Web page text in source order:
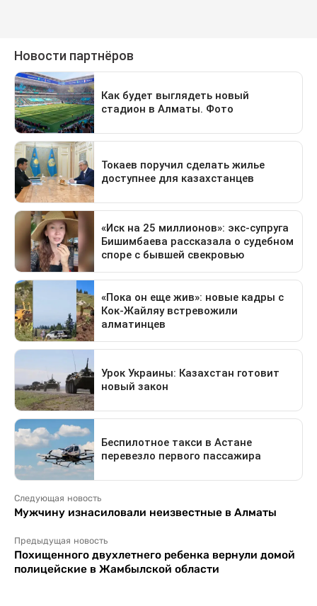
Следующая новость
Мужчину изнасиловали неизвестные в Алматы
Предыдущая новость
Похищенного двухлетнего ребенка вернули домой
полицейские в Жамбылской области